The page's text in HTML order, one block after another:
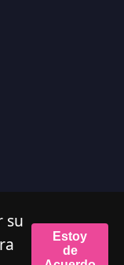
derechos
su
Estoy
de